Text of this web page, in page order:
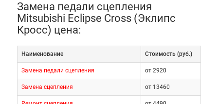
Замена педали сцепления
Mitsubishi Eclipse Cross (Эклипс
Кросс) цена:
Наименование Cтоимость (руб.)
Замена педали сцепления от 2920
Замена сцепления от 13460